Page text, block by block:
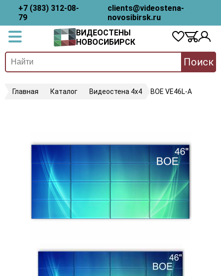
+7 (383) 312-08-
79
clients@videostena-
novosibirsk.ru
ВИДЕОСТЕНЫ
НОВОСИБИРСК
Поиск
Главная Каталог Видеостена 4х4 BOE VE46L-A